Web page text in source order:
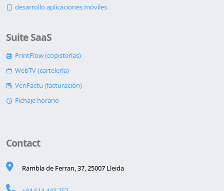
desarrollo aplicaciones móviles
Suite SaaS
PrintFlow (copisterías)
WebTV (cartelería)
VeriFactu (facturación)
Fichaje horario
Contact
Rambla de Ferran, 37, 25007 Lleida